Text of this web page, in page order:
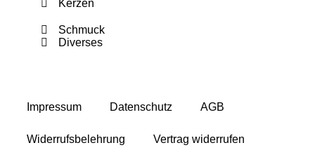
Kerzen
Schmuck
Diverses
Impressum Datenschutz AGB
Widerrufsbelehrung Vertrag widerrufen